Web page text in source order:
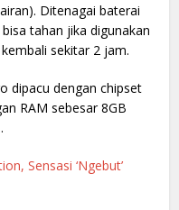
Ditenagai baterai
tahan jika digunakan
sekitar 2 jam.
dipacu dengan chipset
RAM sebesar 8GB
Sensasi ‘Ngebut’